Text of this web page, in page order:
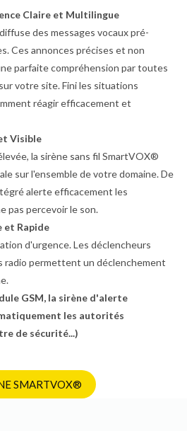
Claire et Multilingue
des messages vocaux pré-
Ces annonces précises et non
parfaite compréhension par toutes
votre site. Fini les situations
réagir efficacement et
Visible
la sirène sans fil SmartVOX®
sur l'ensemble de votre domaine. De
alerte efficacement les
pas percevoir le son.
et Rapide
d'urgence. Les déclencheurs
radio permettent un déclenchement
GSM, la sirène d'alerte
les autorités
de sécurité...)
SMARTVOX®